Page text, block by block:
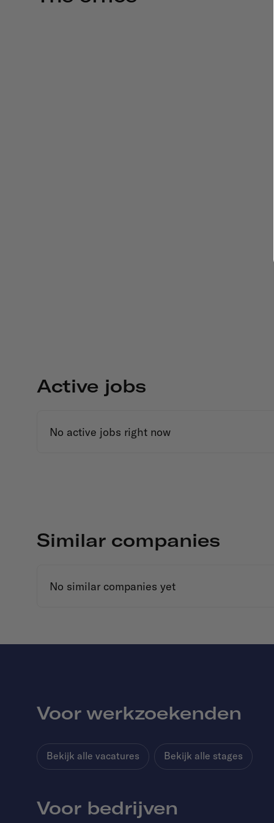
Active jobs
No active jobs right now
Similar companies
No similar companies yet
Voor werkzoekenden
Bekijk alle vacatures Bekijk alle stages
Voor bedrijven